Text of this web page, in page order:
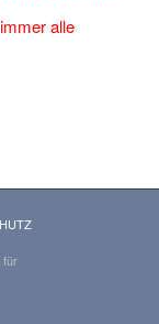
alle
für